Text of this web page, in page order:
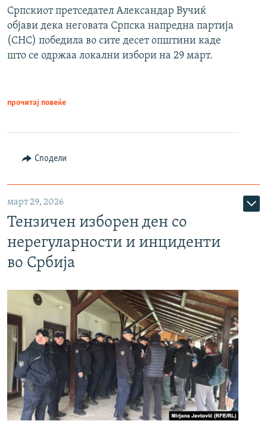
Српскиот претседател Александар Вучиќ
објави дека неговата Српска напредна партија
(СНС) победила во сите десет општини каде
што се одржаа локални избори на 29 март.
прочитај повеќе
Сподели
март 29, 2026
Тензичен изборен ден со
нерегуларности и инциденти
во Србија